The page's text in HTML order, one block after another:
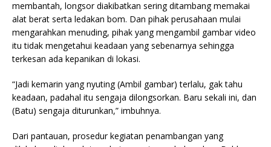
membantah, longsor diakibatkan sering ditambang memakai
alat berat serta ledakan bom. Dan pihak perusahaan mulai
mengarahkan menuding, pihak yang mengambil gambar video
itu tidak mengetahui keadaan yang sebenarnya sehingga
terkesan ada kepanikan di lokasi.
“Jadi kemarin yang nyuting (Ambil gambar) terlalu, gak tahu
keadaan, padahal itu sengaja dilongsorkan. Baru sekali ini, dan
(Batu) sengaja diturunkan,” imbuhnya.
Dari pantauan, prosedur kegiatan penambangan yang